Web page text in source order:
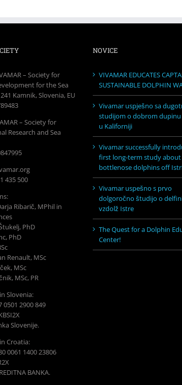
– Society for
for the Sea
Kamnik, Slovenia, EU
– Society for
Research and Sea
435 500
Ribarič, MPhil in
PhD
PhD
Renault, MSc
MSc
MSc, PR
Slovenia:
0501 2900 849
Slovenije.
Croatia:
0061 1400 23806
BANKA.
NOVICE
VIVAMAR EDUCATES
SUSTAINABLE DOLPHIN
Vivamar uspješno sa
studijom o dobrom dupinu
u Kaliforniji
Vivamar successfully
first long-term study
bottlenose dolphins off
Vivamar uspešno s prvo
dolgoročno študijo o
vzdolž Istre
The Quest for a Dolphin
Center!